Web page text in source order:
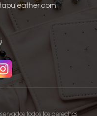
todos los derechos